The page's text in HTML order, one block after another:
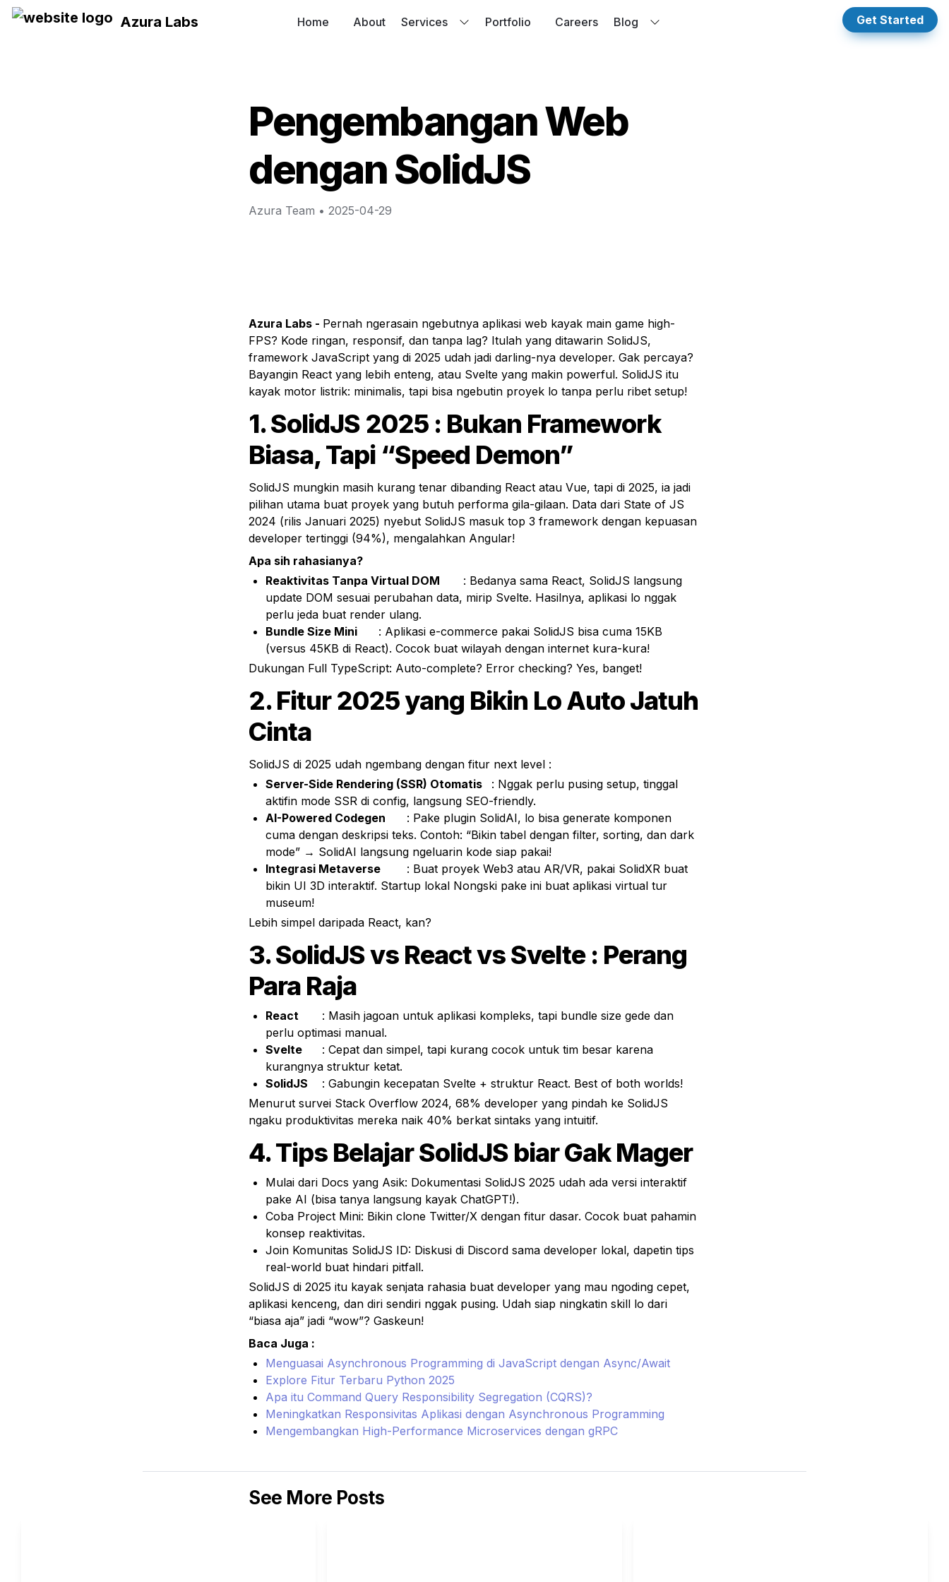
Azura Labs Home About Services Portfolio Careers Blog Get Started
Pengembangan Web
dengan SolidJS
Azura Team • 2025-04-29
Azura Labs - Pernah ngerasain ngebutnya aplikasi web kayak main game high-
FPS? Kode ringan, responsif, dan tanpa lag? Itulah yang ditawarin SolidJS,
framework JavaScript yang di 2025 udah jadi darling-nya developer. Gak percaya?
Bayangin React yang lebih enteng, atau Svelte yang makin powerful. SolidJS itu
kayak motor listrik: minimalis, tapi bisa ngebutin proyek lo tanpa perlu ribet setup!
1. SolidJS 2025 : Bukan Framework
Biasa, Tapi “Speed Demon”
SolidJS mungkin masih kurang tenar dibanding React atau Vue, tapi di 2025, ia jadi
pilihan utama buat proyek yang butuh performa gila-gilaan. Data dari State of JS
2024 (rilis Januari 2025) nyebut SolidJS masuk top 3 framework dengan kepuasan
developer tertinggi (94%), mengalahkan Angular!
Apa sih rahasianya?
Reaktivitas Tanpa Virtual DOM
update DOM sesuai perubahan data, mirip Svelte. Hasilnya, aplikasi lo nggak
perlu jeda buat render ulang.
Bundle Size Mini
(versus 45KB di React). Cocok buat wilayah dengan internet kura-kura!
Dukungan Full TypeScript: Auto-complete? Error checking? Yes, banget!
2. Fitur 2025 yang Bikin Lo Auto Jatuh
Cinta
SolidJS di 2025 udah ngembang dengan fitur next level :
Server-Side Rendering (SSR) Otomatis
aktifin mode SSR di config, langsung SEO-friendly.
AI-Powered Codegen
cuma dengan deskripsi teks. Contoh: “Bikin tabel dengan filter, sorting, dan dark
mode” → SolidAI langsung ngeluarin kode siap pakai!
Integrasi Metaverse
bikin UI 3D interaktif. Startup lokal Nongski pake ini buat aplikasi virtual tur
museum!
Lebih simpel daripada React, kan?
3. SolidJS vs React vs Svelte : Perang
Para Raja
React
perlu optimasi manual.
Svelte
kurangnya struktur ketat.
SolidJS
	: Gabungin kecepatan Svelte + struktur React. Best of both worlds!
Menurut survei Stack Overflow 2024, 68% developer yang pindah ke SolidJS
ngaku produktivitas mereka naik 40% berkat sintaks yang intuitif.
4. Tips Belajar SolidJS biar Gak Mager
Mulai dari Docs yang Asik: Dokumentasi SolidJS 2025 udah ada versi interaktif
pake AI (bisa tanya langsung kayak ChatGPT!).
Coba Project Mini: Bikin clone Twitter/X dengan fitur dasar. Cocok buat pahamin
konsep reaktivitas.
Join Komunitas SolidJS ID: Diskusi di Discord sama developer lokal, dapetin tips
real-world buat hindari pitfall.
SolidJS di 2025 itu kayak senjata rahasia buat developer yang mau ngoding cepet,
aplikasi kenceng, dan diri sendiri nggak pusing. Udah siap ningkatin skill lo dari
“biasa aja” jadi “wow”? Gaskeun!
Baca Juga :
Menguasai Asynchronous Programming di JavaScript dengan Async/Await
Explore Fitur Terbaru Python 2025
Apa itu Command Query Responsibility Segregation (CQRS)?
Meningkatkan Responsivitas Aplikasi dengan Asynchronous Programming
Mengembangkan High-Performance Microservices dengan gRPC
See More Posts